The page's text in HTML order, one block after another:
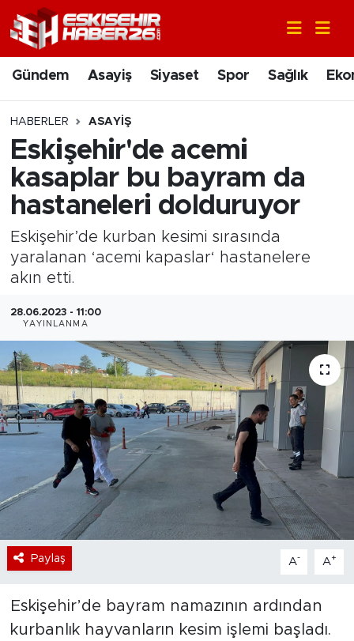
Gündem Asayiş Siyaset Spor Sağlık
HABERLER ASAYIŞ
Eskişehir'de acemi
kasaplar bu bayram da
hastaneleri dolduruyor
Eskişehir’de kurban kesimi sırasında
yaralanan ‘acemi kapaslar‘ hastanelere
akın etti.
28.06.2023 - 11:00
YAYINLANMA
Paylaş A- A+
Eskişehir’de bayram namazının ardından
kurbanlık hayvanların kesim işlemi başladı.
Gündem
Asayiş
Siyaset
Spor
Ekonomi
Sanat
Bölge
Teknoloji
Magazin
Sektör
Nöbetçi Eczaneler
Hava Durumu
Trafik Durumu
Süper Lig Puan Durumu ve Fikstür
Son Dakika Haberleri